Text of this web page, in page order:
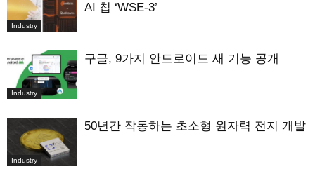
Industry
AI 칩 ‘WSE-3’
Industry
구글, 9가지 안드로이드 새 기능 공개
Industry
50년간 작동하는 초소형 원자력 전지 개발